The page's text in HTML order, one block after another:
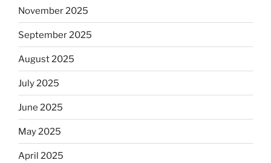
November 2025
September 2025
August 2025
July 2025
June 2025
May 2025
April 2025